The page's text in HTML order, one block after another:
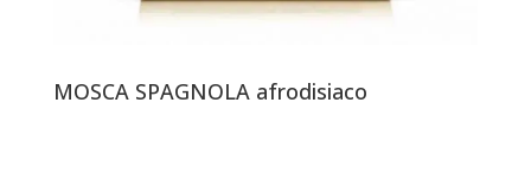
MOSCA SPAGNOLA afrodisiaco